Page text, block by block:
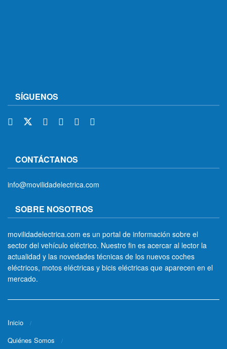
SÍGUENOS
CONTÁCTANOS
info@movilidadelectrica.com
SOBRE NOSOTROS
movilidadelectrica.com es un portal de información sobre el
sector del vehículo eléctrico. Nuestro fin es acercar al lector la
actualidad y las novedades técnicas de los nuevos coches
eléctricos, motos eléctricas y bicis eléctricas que aparecen en el
mercado.
Inicio
Quiénes Somos